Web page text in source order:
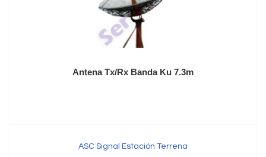
Antena Tx/Rx Banda Ku 7.3m
ASC Signal Estación Terrena